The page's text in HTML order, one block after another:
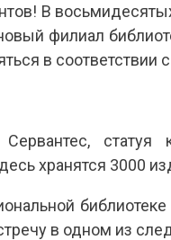
В
филиал
в соответствии
статуя
хранятся 3000
в одном из